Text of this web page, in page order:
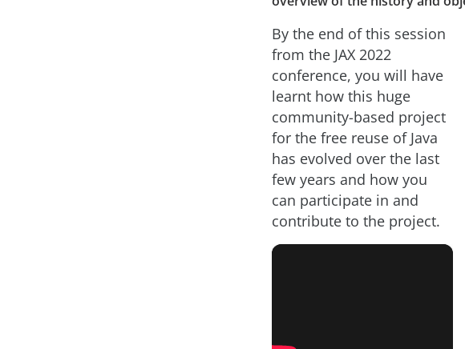
By the end of this session
from the JAX 2022
conference, you will have
learnt how this huge
community-based project
for the free reuse of Java
has evolved over the last
few years and how you
can participate in and
contribute to the project.